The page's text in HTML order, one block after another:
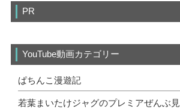
PR
YouTube動画カテゴリー
ぱちんこ漫遊記
若葉まいたけジャグのプレミアぜんぶ